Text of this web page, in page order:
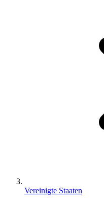
Vereinigte Staaten